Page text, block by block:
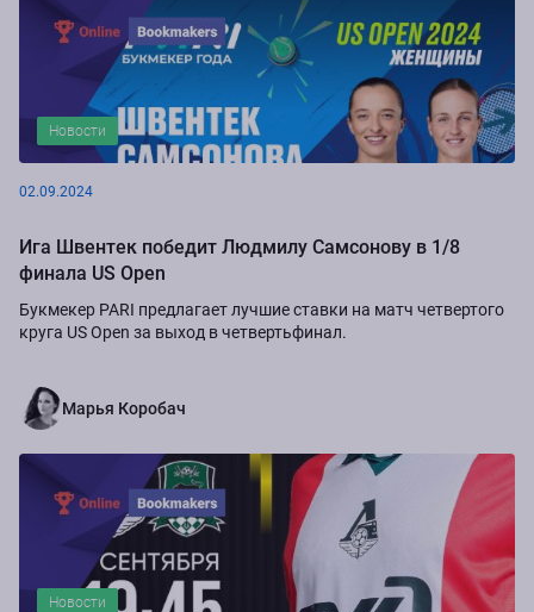
Новости
02.09.2024
Ига Швентек победит Людмилу Самсонову в 1/8
финала US Open
Букмекер PARI предлагает лучшие ставки на матч четвертого
круга US Open за выход в четвертьфинал.
Марья Коробач
Новости